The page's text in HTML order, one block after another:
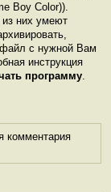
Boy Color)).
них умеют
файл с нужной Вам
инструкция
программу.
комментария